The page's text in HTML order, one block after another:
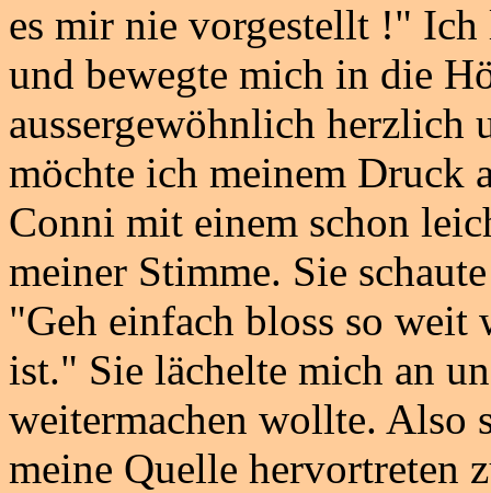
es mir nie vorgestellt !"
und bewegte mich in die
aussergewöhnlich herzlich
möchte ich meinem Druck
Conni mit einem schon
meiner Stimme. Sie
"Geh einfach bloss so weit
ist." Sie lächelte mich an
weitermachen wollte. Also
meine Quelle hervortreten